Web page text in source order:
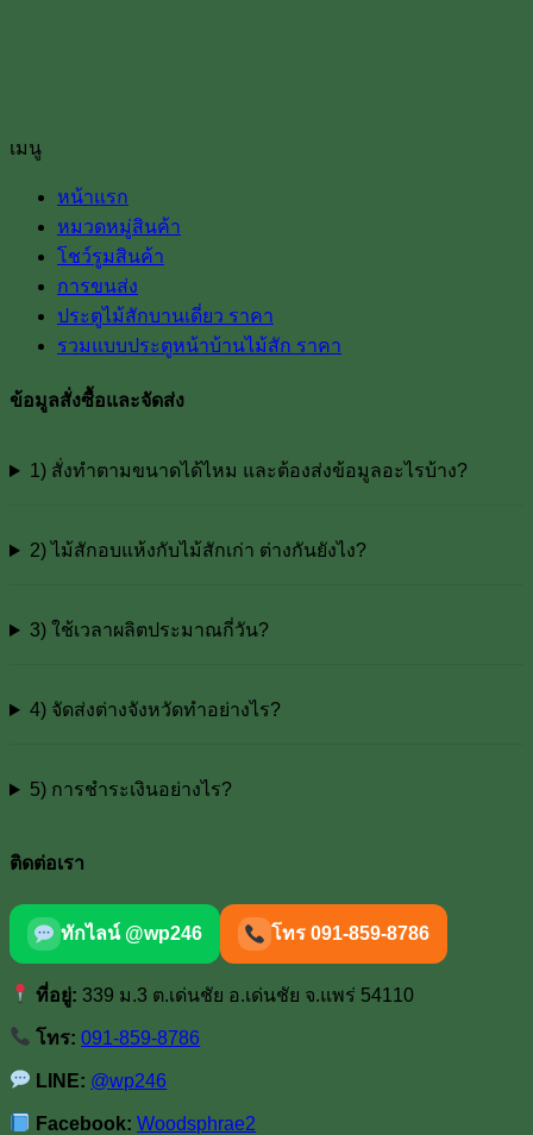
เมนู
หน้าแรก
หมวดหมู่สินค้า
โชว์รูมสินค้า
การขนส่ง
ประตูไม้สักบานเดี่ยว ราคา
รวมแบบประตูหน้าบ้านไม้สัก ราคา
ข้อมูลสั่งซื้อและจัดส่ง
1) สั่งทำตามขนาดได้ไหม และต้องส่งข้อมูลอะไรบ้าง?
2) ไม้สักอบแห้งกับไม้สักเก่า ต่างกันยังไง?
3) ใช้เวลาผลิตประมาณกี่วัน?
4) จัดส่งต่างจังหวัดทำอย่างไร?
5) การชำระเงินอย่างไร?
ติดต่อเรา
ทักไลน์ @wp246 โทร 091-859-8786
ที่อยู่: 339 ม.3 ต.เด่นชัย อ.เด่นชัย จ.แพร่ 54110
โทร: 091-859-8786
LINE: @wp246
Facebook: Woodsphrae2